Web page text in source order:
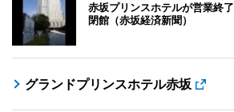
赤坂プリンスホテルが営業終
閉館（赤坂経済新聞）
グランドプリンスホテル赤坂